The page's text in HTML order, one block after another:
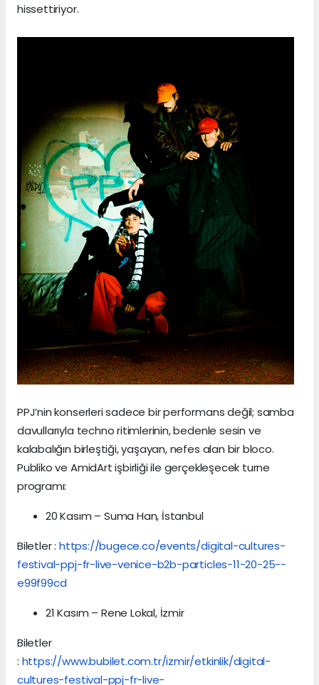
hissettiriyor.
PPJ’nin konserleri sadece bir performans değil; samba
davullarıyla techno ritimlerinin, bedenle sesin ve
kalabalığın birleştiği, yaşayan, nefes alan bir bloco.
Publiko ve AmidArt işbirliği ile gerçekleşecek turne
programı:
20 Kasım – Suma Han, İstanbul
Biletler : https://bugece.co/events/digital-cultures-
festival-ppj-fr-live-venice-b2b-particles-11-20-25--
e99f99cd
21 Kasım – Rene Lokal, İzmir
Biletler
: https://www.bubilet.com.tr/izmir/etkinlik/digital-
cultures-festival-ppj-fr-live-